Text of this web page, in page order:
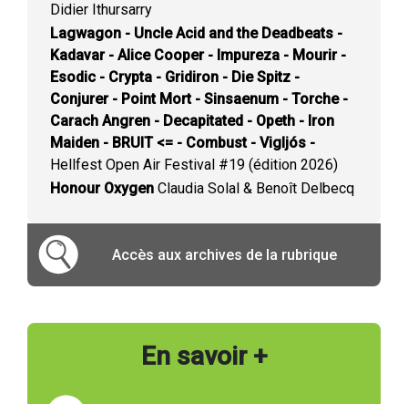
Didier Ithursarry
Lagwagon - Uncle Acid and the Deadbeats -
Kadavar - Alice Cooper - Impureza - Mourir -
Esodic - Crypta - Gridiron - Die Spitz -
Conjurer - Point Mort - Sinsaenum - Torche -
Carach Angren - Decapitated - Opeth - Iron
Maiden - BRUIT <= - Combust - Vigljós -
Hellfest Open Air Festival #19 (édition 2026)
Honour Oxygen Claudia Solal & Benoît Delbecq
Accès aux archives de la rubrique
En savoir +